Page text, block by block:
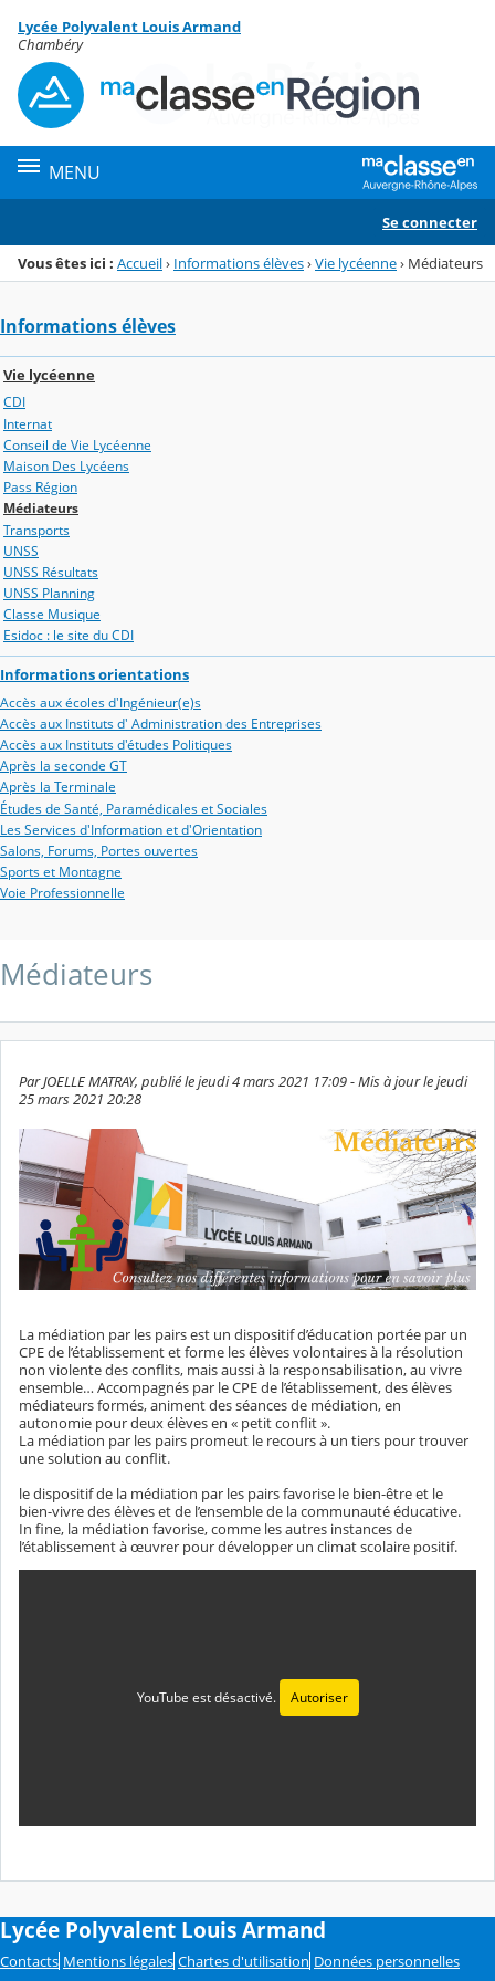
Menu de la rubrique
Contenu
Lycée Polyvalent Louis Armand
Chambéry
MENU
Se connecter
Vous êtes ici : Accueil› Informations élèves›Vie lycéenne› Médiateurs
Informations élèves
Vie lycéenne
CDI
Internat
Conseil de Vie Lycéenne
Maison Des Lycéens
Pass Région
Médiateurs
Transports
UNSS
UNSS Résultats
UNSS Planning
Classe Musique
Esidoc : le site du CDI
Informations orientations
Accès aux écoles d'Ingénieur(e)s
Accès aux Instituts d' Administration des Entreprises
Accès aux Instituts d'études Politiques
Après la seconde GT
Après la Terminale
Études de Santé, Paramédicales et Sociales
Les Services d'Information et d'Orientation
Salons, Forums, Portes ouvertes
Sports et Montagne
Voie Professionnelle
Médiateurs
Par JOELLE MATRAY, publié le jeudi 4 mars 2021 17:09 - Mis à jour le jeudi
25 mars 2021 20:28
La médiation par les pairs est un dispositif d’éducation portée par un
CPE de l’établissement et forme les élèves volontaires à la résolution
non violente des conflits, mais aussi à la responsabilisation, au vivre
ensemble… Accompagnés par le CPE de l’établissement, des élèves
médiateurs formés, animent des séances de médiation, en
autonomie pour deux élèves en « petit conflit ».
La médiation par les pairs promeut le recours à un tiers pour trouver
une solution au conflit.
le dispositif de la médiation par les pairs favorise le bien-être et le
bien-vivre des élèves et de l’ensemble de la communauté éducative.
In fine, la médiation favorise, comme les autres instances de
l’établissement à œuvrer pour développer un climat scolaire positif.
YouTube est désactivé. Autoriser
Lycée Polyvalent Louis Armand
Contacts Mentions légales Chartes d'utilisation Données personnelles